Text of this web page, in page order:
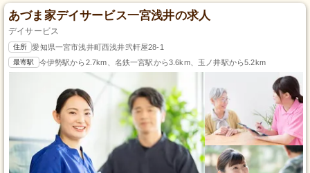
あづま家デイサービス一宮浅井の求人
デイサービス
住所 愛知県一宮市浅井町西浅井弐軒屋28-1
最寄駅 今伊勢駅から2.7km、名鉄一宮駅から3.6km、玉ノ井駅から5.2km